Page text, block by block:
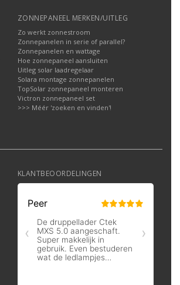
ZONNEPANEEL MERKEN/UITLEG
Zo werkt zonnestroom
Zonnepanelen in serie of parallel?
Zonnepanelen en wattage
Hoe zonnepaneel aansluiten
Uitleg solar laadregelaar
Solara montage zonnepanelen
TopSolar zonnepaneel monteren
Victron zonnepaneel set
>>> Méér 'zoeken en vinden'!
KLANTBEOORDELINGEN